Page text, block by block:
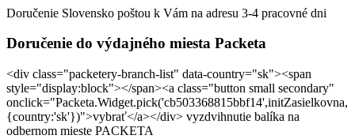
Doručenie Slovensko poštou k Vám na adresu 3-4 pracovné dni
Doručenie do výdajného miesta Packeta
<div class="packetery-branch-list" data-country="sk"><span
style="display:block"></span><a class="button small secondary"
onclick="Packeta.Widget.pick('cb503368815bbf14',initZasielkovna,
{country:'sk'})">vybrať</a></div> vyzdvihnutie balíka na
odbernom mieste PACKETA